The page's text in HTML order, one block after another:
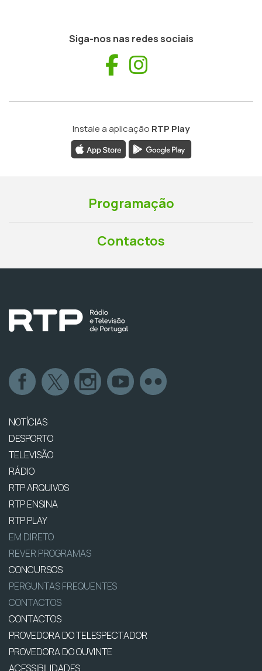
Siga-nos nas redes sociais
Facebook
Instale a aplicação RTP Play
Programação
Contactos
NOTÍCIAS
DESPORTO
TELEVISÃO
RÁDIO
RTP ARQUIVOS
RTP ENSINA
RTP PLAY
EM DIRETO
REVER PROGRAMAS
CONCURSOS
PERGUNTAS FREQUENTES
CONTACTOS
CONTACTOS
PROVEDORA DO TELESPECTADOR
PROVEDORA DO OUVINTE
ACESSIBILIDADES